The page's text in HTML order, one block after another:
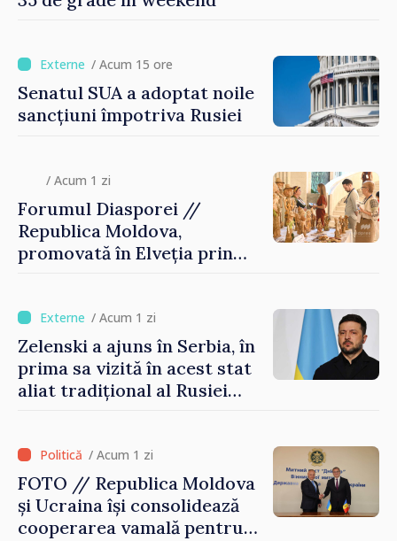
/ Acum 15 ore
Senatul SUA a adoptat noile
sancțiuni împotriva Rusiei
/ Acum 1 zi
Forumul Diasporei //
Republica Moldova,
promovată în Elveția prin
/ Acum 1 zi
Zelenski a ajuns în Serbia, în
prima sa vizită în acest stat
aliat tradițional al Rusiei
/ Acum 1 zi
FOTO // Republica Moldova
și Ucraina își consolidează
cooperarea vamală pentru